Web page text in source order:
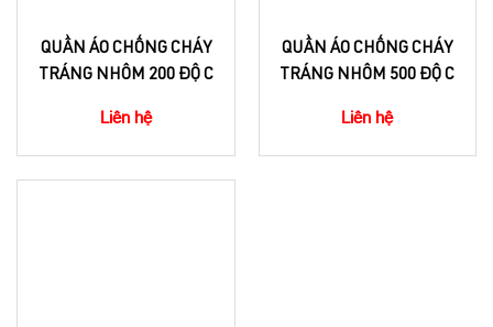
QUẦN ÁO CHỐNG CHÁY
TRÁNG NHÔM 200 ĐỘ C
Liên hệ
QUẦN ÁO CHỐNG CHÁY
TRÁNG NHÔM 500 ĐỘ C
Liên hệ